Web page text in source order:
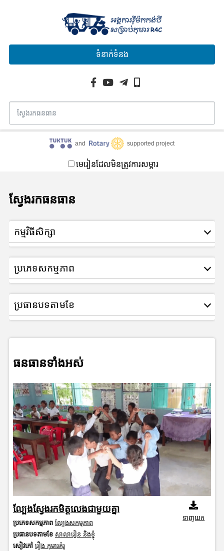
ទំនាក់ទំនង
and supported project
មេរៀនដែលមិនត្រូវការសម្ភារ
ស្វែងរកធនធាន
កម្មវិធីសិក្សា
ប្រភេទសកម្មភាព
ប្រធានបទតាមខែ
ធនធានទាំងអស់
ល្បែងស្វែងរកមិត្តលេងជាមួយគ្នា
ប្រភេទសកម្មភាព ល្បែងសកម្មភាព
ប្រធានបទតាមខែ សាលារៀន និងខ្ញុំ
សៀវភៅ រឿង កុមារគំរូ
ទាញយក